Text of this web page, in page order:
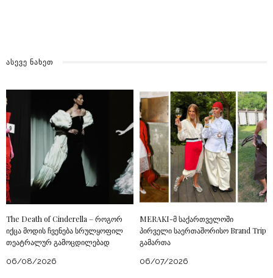
ᲐᲡᲔᲕᲔ ᲜᲐᲮᲔᲗ
The Death of Cinderella – როგორ
იქცა მოდის ჩვენება სრულყოფილ
თეატრალურ გამოცდილებად
06/08/2026
MERAKI-მ საქართველოში
პირველი საერთაშორისო Brand Trip
გამართა
06/07/2026